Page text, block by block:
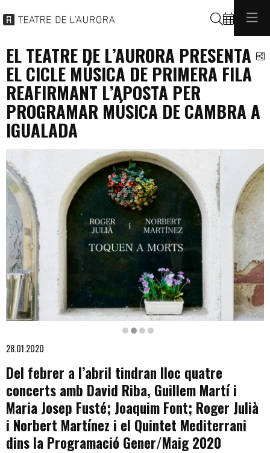
Buscar
EL TEATRE DE L’AURORA PRESENTA
EL CICLE MÚSICA DE PRIMERA FILA
REAFIRMANT L’APOSTA PER
PROGRAMAR MÚSICA DE CAMBRA A
IGUALADA
Diapositiva 2 de 4
28.01.2020
Del febrer a l’abril tindran lloc quatre
concerts amb David Riba, Guillem Martí i
Maria Josep Fusté; Joaquim Font; Roger Julià
i Norbert Martínez i el Quintet Mediterrani
dins la Programació Gener/Maig 2020